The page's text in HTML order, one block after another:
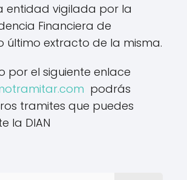
entidad vigilada por la
Financiera de
último extracto de la misma.
por el siguiente enlace
podrás
tramites que puedes
la DIAN